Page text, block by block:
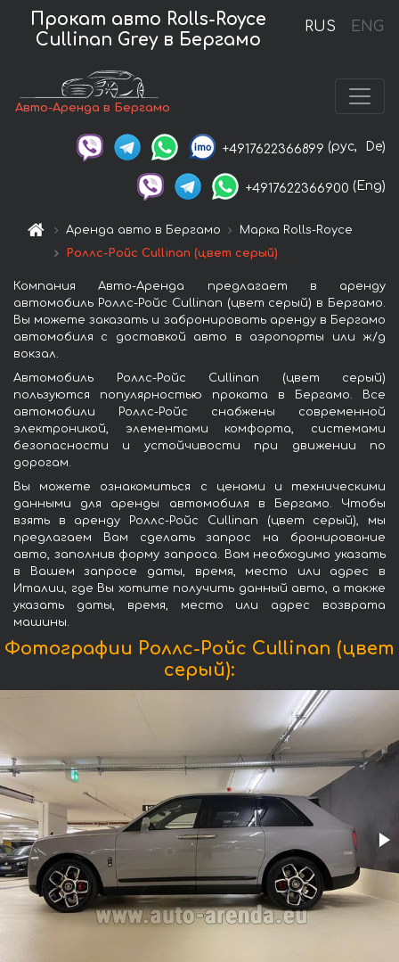
RUS ENG
Прокат авто Rolls-Royce
Cullinan Grey в Бергамо
Авто-Аренда в Бергамо
+4917622366899 (рус, De)
+4917622366900 (Eng)
Аренда авто в Бергамо
Марка Rolls-Royce
Роллс-Ройс Cullinan (цвет серый)
Компания Авто-Аренда предлагает в аренду
автомобиль Роллс-Ройс Cullinan (цвет серый) в Бергамо.
Вы можете заказать и забронировать аренду в Бергамо
автомобиля с доставкой авто в аэропорты или ж/д
вокзал.
Автомобиль Роллс-Ройс Cullinan (цвет серый)
пользуются популярностью проката в Бергамо. Все
автомобили Роллс-Ройс снабжены современной
электроникой, элементами комфорта, системами
безопасности и устойчивости при движении по
дорогам.
Вы можете ознакомиться с ценами и техническими
данными для аренды автомобиля в Бергамо. Чтобы
взять в аренду Роллс-Ройс Cullinan (цвет серый), мы
предлагаем Вам сделать запрос на бронирование
авто, заполнив форму запроса. Вам необходимо указать
в Вашем запросе даты, время, место или адрес в
Италии, где Вы хотите получить данный авто, а также
указать даты, время, место или адрес возврата
машины.
Фотографии Роллс-Ройс Cullinan (цвет
серый):